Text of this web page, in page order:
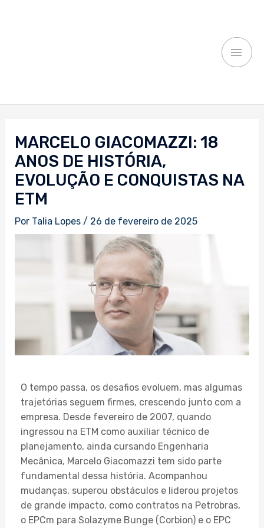
MARCELO GIACOMAZZI: 18
ANOS DE HISTÓRIA,
EVOLUÇÃO E CONQUISTAS NA
ETM
Por Talia Lopes / 26 de fevereiro de 2025
O tempo passa, os desafios evoluem, mas algumas
trajetórias seguem firmes, crescendo junto com a
empresa. Desde fevereiro de 2007, quando
ingressou na ETM como auxiliar técnico de
planejamento, ainda cursando Engenharia
Mecânica, Marcelo Giacomazzi tem sido parte
fundamental dessa história. Acompanhou
mudanças, superou obstáculos e liderou projetos
de grande impacto, como contratos na Petrobras,
o EPCm para Solazyme Bunge (Corbion) e o EPC
Post